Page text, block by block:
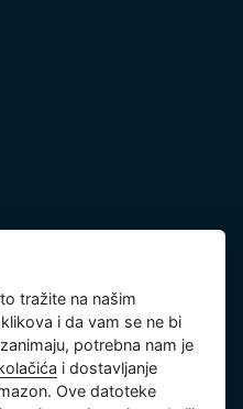
podataka
tražite na našim
i da vam se ne bi
potrebna nam je
i dostavljanje
Ove datoteke